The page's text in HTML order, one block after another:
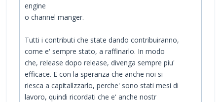
engine
o channel manger.
Tutti i contributi che state dando contribuiranno,
come e' sempre stato, a raffinarlo. In modo
che, release dopo release, divenga sempre piu'
efficace. E con la speranza che anche noi si
riesca a capitallzzarlo, perche' sono stati mesi di
lavoro, quindi ricordati che e' anche nostr